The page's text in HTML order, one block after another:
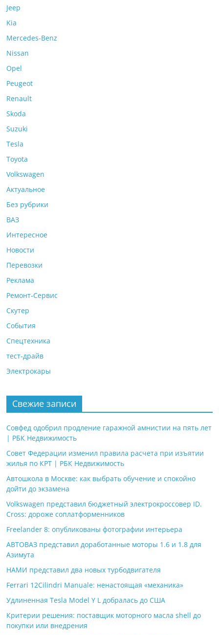
Jeep
Kia
Mercedes-Benz
Nissan
Opel
Peugeot
Renault
Skoda
Suzuki
Tesla
Toyota
Volkswagen
Актуальное
Без рубрики
ВАЗ
Интересное
Новости
Перевозки
Реклама
Ремонт-Сервис
Скутер
События
Спецтехника
тест-драйв
Электрокары
Свежие записи
Совфед одобрил продление гаражной амнистии на пять лет
| РБК Недвижимость
Совет Федерации изменил правила расчета при изъятии
жилья по КРТ | РБК Недвижимость
Автошкола в Москве: как выбрать обучение и спокойно
дойти до экзамена
Volkswagen представил бюджетный электрокроссовер ID.
Cross: дороже соплатформенников
Freelander 8: опубликованы фотографии интерьера
АВТОВАЗ представил доработанные моторы 1.6 и 1.8 для
Азимута
НАМИ представил два новых турбодвигателя
Ferrari 12Cilindri Manuale: ненастоящая «механика»
Удлиненная Tesla Model Y L добралась до США
Критерии решения: поставщик моторного масла shell до
покупки или внедрения